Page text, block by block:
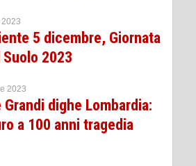
5 dicembre, Giornata
2023
2023
dighe Lombardia:
a 100 anni tragedia